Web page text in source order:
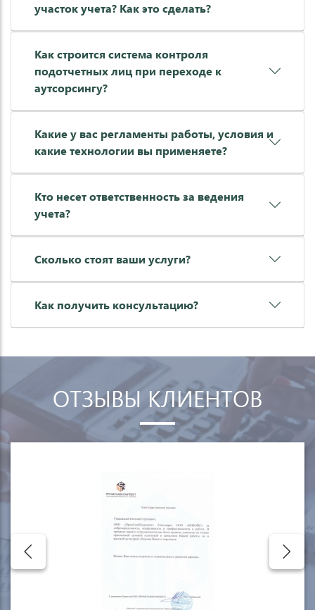
участок учета? Как это сделать?
Как строится система контроля
подотчетных лиц при переходе к
аутсорсингу?
Какие у вас регламенты работы, условия и
какие технологии вы применяете?
Кто несет ответственность за ведения
учета?
Сколько стоят ваши услуги?
Как получить консультацию?
ОТЗЫВЫ КЛИЕНТОВ
e
d